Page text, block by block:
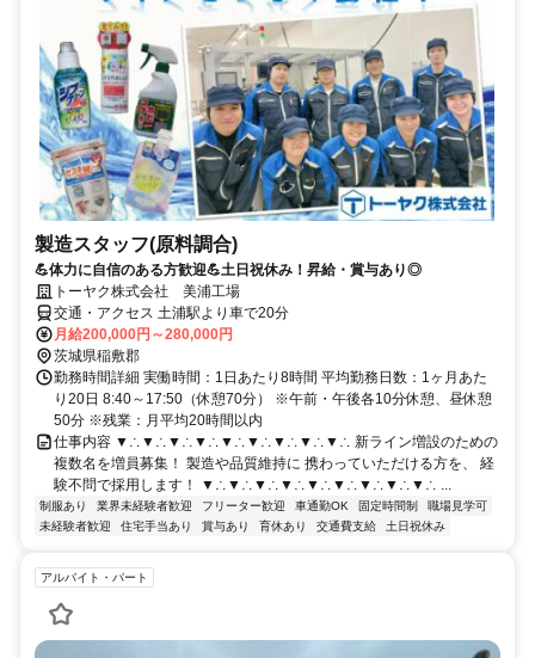
製造スタッフ(原料調合)
💪体力に自信のある方歓迎💪土日祝休み！昇給・賞与あり◎
トーヤク株式会社 美浦工場
交通・アクセス 土浦駅より車で20分
月給200,000円～280,000円
茨城県稲敷郡
勤務時間詳細 実働時間：1日あたり8時間 平均勤務日数：1ヶ月あた
り20日 8:40～17:50（休憩70分） ※午前・午後各10分休憩、昼休憩
50分 ※残業：月平均20時間以内
仕事内容 ▼∴▼∴▼∴▼∴▼∴▼∴▼∴▼∴▼∴ 新ライン増設のための
複数名を増員募集！ 製造や品質維持に 携わっていただける方を、 経
験不問で採用します！ ▼∴▼∴▼∴▼∴▼∴▼∴▼∴▼∴▼∴ ...
制服あり 業界未経験者歓迎 フリーター歓迎 車通勤OK 固定時間制
職場見学可
未経験者歓迎
住宅手当あり 賞与あり 育休あり 交通費支給 土日祝休み
アルバイト・パート